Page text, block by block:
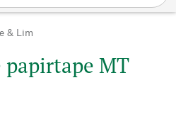
& Lim
MT